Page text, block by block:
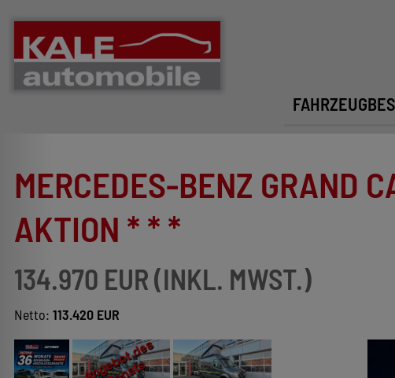
MERCEDES-BENZ GRAND
AKTION * * *
134.970 EUR (INKL. MWST.)
Netto: 113.420 EUR